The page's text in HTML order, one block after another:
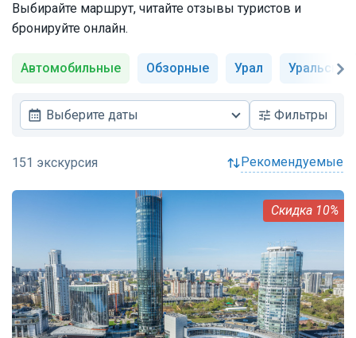
Выбирайте маршрут, читайте отзывы туристов и
бронируйте онлайн.
Автомобильные Обзорные Урал
Выберите даты Фильтры
рекомендуемые
10%